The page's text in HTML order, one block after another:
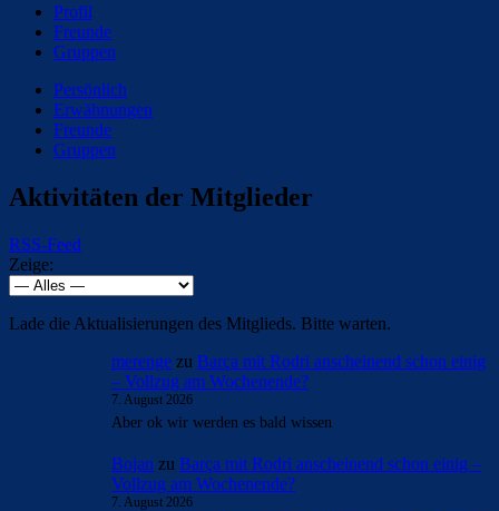
Profil
Freunde
Gruppen
Persönlich
Erwähnungen
Freunde
Gruppen
Aktivitäten der Mitglieder
RSS-Feed
Zeige:
Lade die Aktualisierungen des Mitglieds. Bitte warten.
merenge zu Barça mit Rodri anscheinend schon einig
– Vollzug am Wochenende?
7. August 2026
Aber ok wir werden es bald wissen
Bojan zu Barça mit Rodri anscheinend schon einig –
Vollzug am Wochenende?
7. August 2026